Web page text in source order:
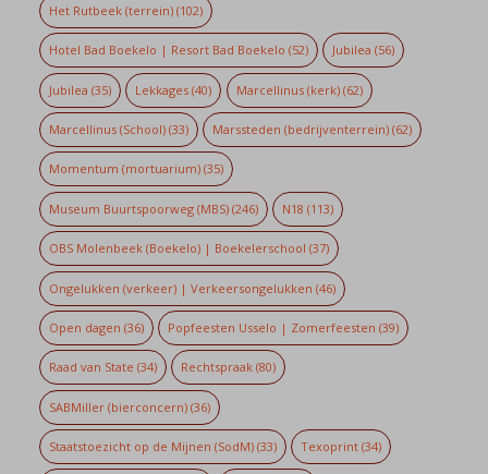
Het Rutbeek (terrein)(102)
Hotel Bad Boekelo | Resort Bad Boekelo (52) Jubilea (56)
Jubilea (35) Lekkages (40) Marcellinus (kerk)(62)
Marcellinus (School)(33) Marssteden (bedrijventerrein) (62)
Momentum (mortuarium)(35)
Museum Buurtspoorweg (MBS)(246) N18 (113)
OBS Molenbeek (Boekelo) | Boekelerschool (37)
Ongelukken (verkeer) | Verkeersongelukken (46)
Open dagen (36) Popfeesten Usselo | Zomerfeesten (39)
Raad van State (34) Rechtspraak (80)
SABMiller (bierconcern)(36)
Staatstoezicht op de Mijnen (SodM)(33) Texoprint (34)